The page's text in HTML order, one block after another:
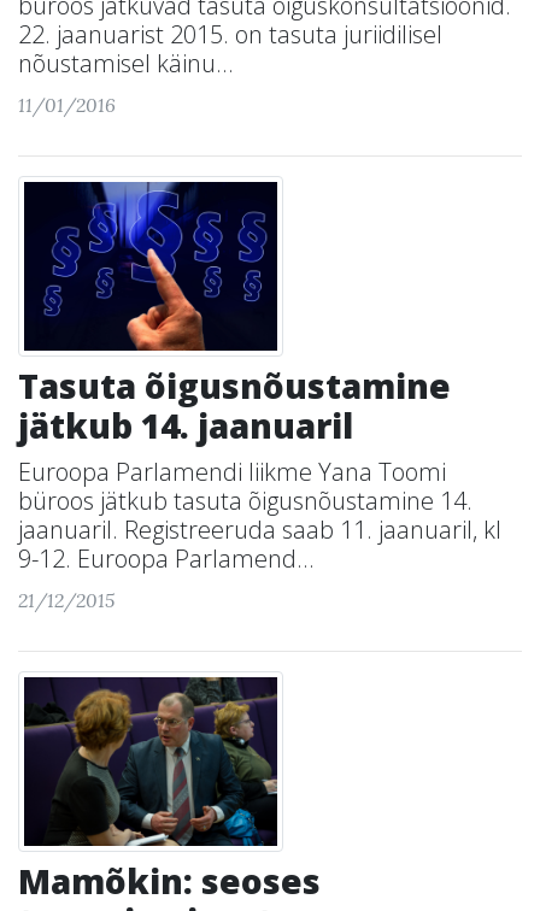
22. jaanuarist 2015. on tasuta juriidilisel
nõustamisel käinu...
11/01/2016
Tasuta õigusnõustamine
jätkub 14. jaanuaril
Euroopa Parlamendi liikme Yana Toomi
büroos jätkub tasuta õigusnõustamine 14.
jaanuaril. Registreeruda saab 11. jaanuaril, kl
9-12. Euroopa Parlamend...
21/12/2015
Mamõkin: seoses